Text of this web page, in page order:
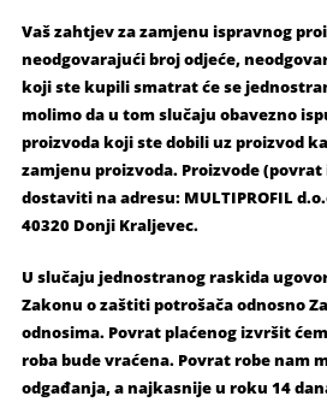
Vaš zahtjev za zamjenu ispravnog
neodgovarajući broj odjeće,
koji ste kupili smatrat će se
molimo da u tom slučaju obavezno
proizvoda koji ste dobili uz proizvod
zamjenu proizvoda. Proizvode
dostaviti na adresu: MULTIPROFIL
40320 Donji Kraljevec.
U slučaju jednostranog raskida
Zakonu o zaštiti potrošača odnosno
odnosima. Povrat plaćenog izvršit
roba bude vraćena. Povrat robe nam
odgađanja, a najkasnije u roku 14